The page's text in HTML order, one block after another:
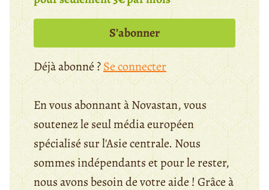
S’abonner
Déjà abonné ?Se connecter
En vous abonnant à Novastan, vous
soutenez le seul média européen
spécialisé sur l'Asie centrale. Nous
sommes indépendants et pour le rester,
nous avons besoin de votre aide ! Grâce à